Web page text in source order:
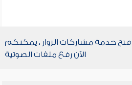
خدمة مشاركات الزوار ، يمكنكم
الآن رفع ملفات الصوتية